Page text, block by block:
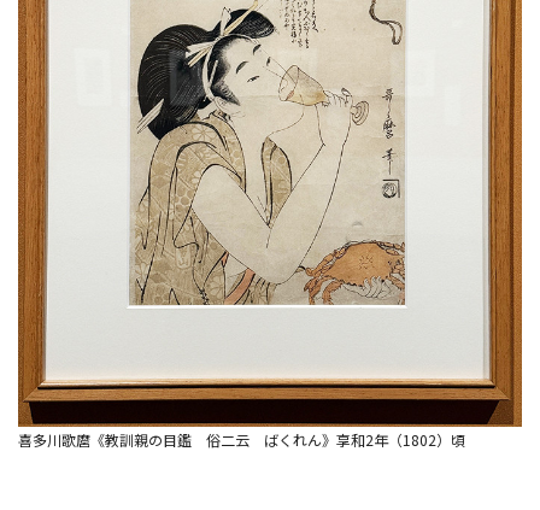
喜多川歌麿《教訓親の目鑑 俗二云 ばくれん》享和2年（1802）頃